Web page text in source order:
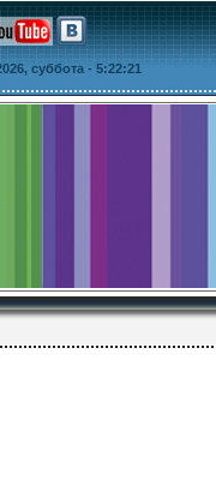
суббота - 5:22:21